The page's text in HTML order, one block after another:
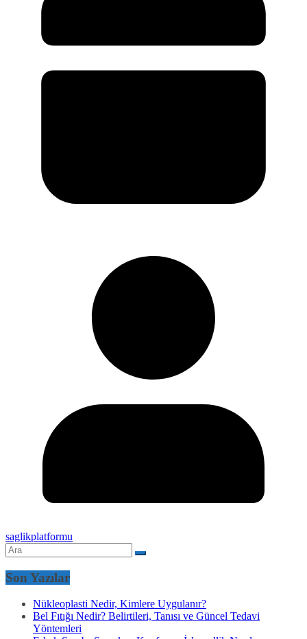
saglikplatformu
Son Yazılar
Nükleoplasti Nedir, Kimlere Uygulanır?
Bel Fıtığı Nedir? Belirtileri, Tanısı ve Güncel Tedavi
Yöntemleri